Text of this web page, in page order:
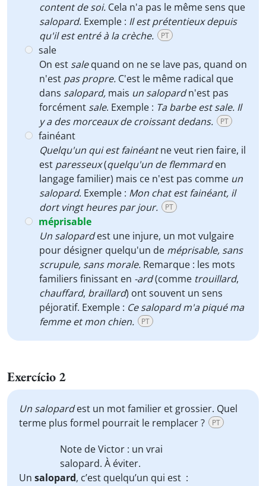
content de soi. Cela n'a pas le même sens que
salopard. Exemple : Il est prétentieux depuis
qu'il est entré à la crèche.
PT
sale
On est salequand on ne se lave pas, quand on
n'est pas propre. C'est le même radical que
dans salopard, mais un salopardn'est pas
forcément sale. Exemple : Ta barbe est sale. Il
y a des morceaux de croissant dedans.
PT
fainéant
Quelqu'un qui est fainéantne veut rien faire, il
est paresseux(quelqu'un de flemmarden
langage familier) mais ce n'est pas comme un
salopard. Exemple : Mon chat est fainéant, il
dort vingt heures par jour.
PT
méprisable
Un salopardest une injure, un mot vulgaire
pour désigner quelqu'un de méprisable, sans
scrupule, sans morale. Remarque : les mots
familiers finissant en -ard(comme trouillard,
chauffard, braillard) ont souvent un sens
péjoratif. Exemple : Ce salopard m'a piqué ma
femme et mon chien.
PT
Exercício 2
Un salopardest un mot familier et grossier. Quel
terme plus formel pourrait le remplacer ?
PT
Note de Victor : un vrai
salopard. À éviter.
Un salopard, c’est quelqu’un qui est :